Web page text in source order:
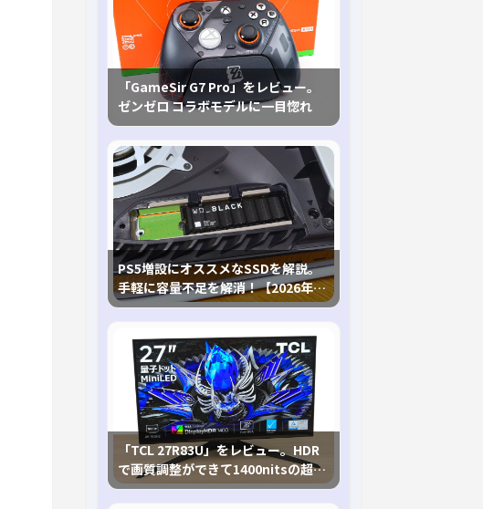
「GameSir G7 Pro」をレビュー。
ゼンゼロ コラボモデルに一目惚れ
PS5増設にオススメなSSDを解説。
手軽に容量不足を解消！【2026年最
新、PS5 Proにも対応】
「TCL 27R83U」をレビュー。HDR
で画質調整ができて1400nitsの超高
輝度も発揮！